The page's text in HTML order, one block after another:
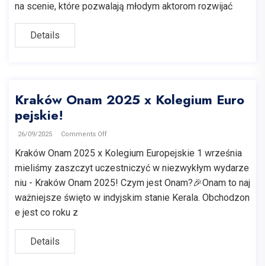
na scenie, które pozwalają młodym aktorom rozwijać
Details
Kraków Onam 2025 x Kolegium Euro
pejskie!
26/09/2025 Comments Off
Kraków Onam 2025 x Kolegium Europejskie 1 września
mieliśmy zaszczyt uczestniczyć w niezwykłym wydarze
niu - Kraków Onam 2025! Czym jest Onam?🎉Onam to naj
ważniejsze święto w indyjskim stanie Kerala. Obchodzon
e jest co roku z
Details